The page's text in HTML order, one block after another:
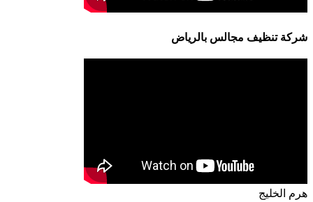
شركة تنظيف مجالس بالرياض
هرم الخليج